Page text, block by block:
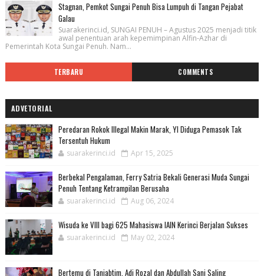
Stagnan, Pemkot Sungai Penuh Bisa Lumpuh di Tangan Pejabat
Galau
Suarakerinci.id, SUNGAI PENUH – Agustus 2025 menjadi titik
awal penentuan arah kepemimpinan Alfin-Azhar di
Pemerintah Kota Sungai Penuh. Nam...
TERBARU COMMENTS
ADVETORIAL
Peredaran Rokok Illegal Makin Marak, YI Diduga Pemasok Tak
Tersentuh Hukum
suarakerinci.id Apr 15, 2025
Berbekal Pengalaman, Ferry Satria Bekali Generasi Muda Sungai
Penuh Tentang Ketrampilan Berusaha
suarakerinci.id Aug 06, 2024
Wisuda ke VIII bagi 625 Mahasiswa IAIN Kerinci Berjalan Sukses
suarakerinci.id May 02, 2024
Bertemu di Tanjabtim, Adi Rozal dan Abdullah Sani Saling